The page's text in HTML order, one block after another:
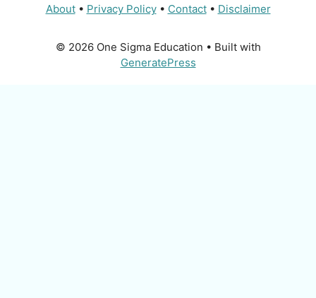
About• Privacy Policy• Contact• Disclaimer
© 2026 One Sigma Education • Built with
GeneratePress